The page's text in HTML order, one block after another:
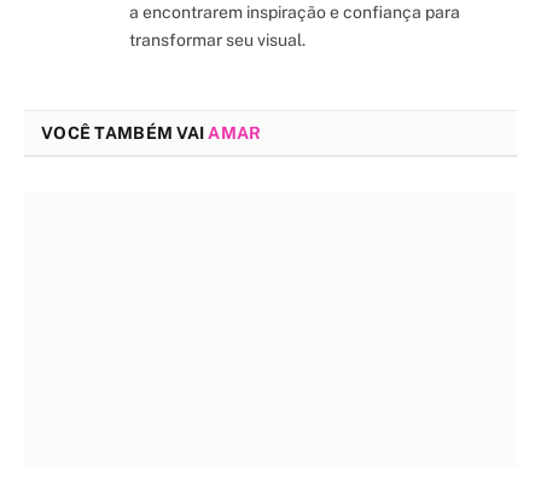
a encontrarem inspiração e confiança para
transformar seu visual.
VOCÊ TAMBÉM VAI AMAR